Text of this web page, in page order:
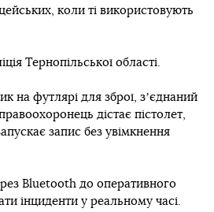
коли ті використовують
Тернопільської області.
на футлярі для зброї, зʼєднаний
дістає пістолет,
запис без увімкнення
Bluetooth до оперативного
інциденти у реальному часі.